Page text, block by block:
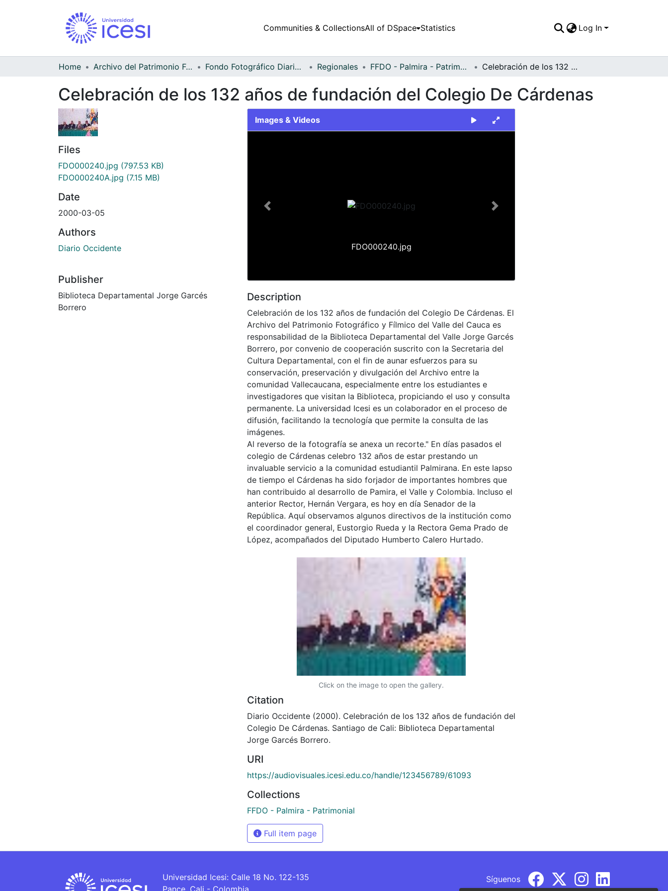
Communities & CollectionsAll of DSpace Statistics Log In
Home Archivo del Patrimonio Fotográfico y Fílmico del Valle del Cauca Fondo Fotográfico Diario Occidente Regionales FFDO - Palmira - Patrimonial Celebración de los 132 años de fundación del Colegio De Cárdenas
Celebración de los 132 años de fundación del Colegio De Cárdenas
Files
FDO000240.jpg (797.53 KB)
FDO000240A.jpg (7.15 MB)
Date
2000-03-05
Authors
Diario Occidente
Publisher
Biblioteca Departamental Jorge Garcés
Borrero
Images & Videos
FDO000240.jpg
Previous Next
Description
Celebración de los 132 años de fundación del Colegio De Cárdenas. El
Archivo del Patrimonio Fotográfico y Fílmico del Valle del Cauca es
responsabilidad de la Biblioteca Departamental del Valle Jorge Garcés
Borrero, por convenio de cooperación suscrito con la Secretaria del
Cultura Departamental, con el fin de aunar esfuerzos para su
conservación, preservación y divulgación del Archivo entre la
comunidad Vallecaucana, especialmente entre los estudiantes e
investigadores que visitan la Biblioteca, propiciando el uso y consulta
permanente. La universidad Icesi es un colaborador en el proceso de
difusión, facilitando la tecnología que permite la consulta de las
imágenes.
Al reverso de la fotografía se anexa un recorte." En días pasados el
colegio de Cárdenas celebro 132 años de estar prestando un
invaluable servicio a la comunidad estudiantil Palmirana. En este lapso
de tiempo el Cárdenas ha sido forjador de importantes hombres que
han contribuido al desarrollo de Pamira, el Valle y Colombia. Incluso el
anterior Rector, Hernán Vergara, es hoy en día Senador de la
República. Aquí observamos algunos directivos de la institución como
el coordinador general, Eustorgio Rueda y la Rectora Gema Prado de
López, acompañados del Diputado Humberto Calero Hurtado.
Click on the image to open the gallery.
Citation
Diario Occidente (2000). Celebración de los 132 años de fundación del
Colegio De Cárdenas. Santiago de Cali: Biblioteca Departamental
Jorge Garcés Borrero.
URI
https://audiovisuales.icesi.edu.co/handle/123456789/61093
Collections
FFDO - Palmira - Patrimonial
Full item page
Universidad Icesi: Calle 18 No. 122-135
Pance, Cali - Colombia
Síguenos